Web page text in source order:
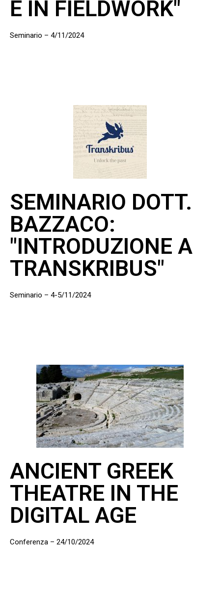
E IN FIELDWORK"
Seminario – 4/11/2024
SEMINARIO DOTT.
BAZZACO:
"INTRODUZIONE A
TRANSKRIBUS"
Seminario – 4-5/11/2024
ANCIENT GREEK
THEATRE IN THE
DIGITAL AGE
Conferenza – 24/10/2024